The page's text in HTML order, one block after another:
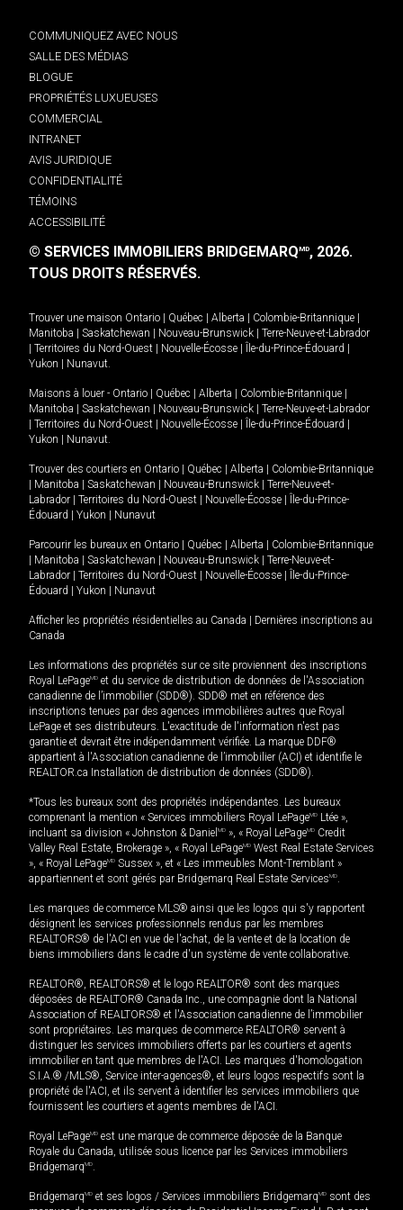
COMMUNIQUEZ AVEC NOUS
SALLE DES MÉDIAS
BLOGUE
PROPRIÉTÉS LUXUEUSES
COMMERCIAL
INTRANET
AVIS JURIDIQUE
CONFIDENTIALITÉ
TÉMOINS
ACCESSIBILITÉ
© SERVICES IMMOBILIERS BRIDGEMARQMD, 2026.
TOUS DROITS RÉSERVÉS.
Trouver une maison Ontario Québec Alberta Colombie-Britannique
Manitoba
Saskatchewan Nouveau-Brunswick
Terre-Neuve-et-Labrador
Territoires du Nord-Ouest Nouvelle-Écosse Île-du-Prince-Édouard
Yukon
Nunavut.
Maisons à louer - Ontario Québec Alberta Colombie-Britannique
Manitoba
Saskatchewan Nouveau-Brunswick
Terre-Neuve-et-Labrador
Territoires du Nord-Ouest Nouvelle-Écosse Île-du-Prince-Édouard
Yukon
Nunavut.
Trouver des courtiers en Ontario Québec Alberta
Colombie-Britannique
Manitoba Saskatchewan Nouveau-Brunswick
Terre-Neuve-et-
Labrador
Territoires du Nord-Ouest Nouvelle-Écosse
Île-du-Prince-
Édouard
Yukon Nunavut
Parcourir les bureaux en Ontario Québec Alberta
Colombie-Britannique
Manitoba Saskatchewan Nouveau-Brunswick
Terre-Neuve-et-
Labrador
Territoires du Nord-Ouest Nouvelle-Écosse
Île-du-Prince-
Édouard
Yukon Nunavut
Afficher les propriétés résidentielles au Canada
Dernières inscriptions au
Canada
Les informations des propriétés sur ce site proviennent des inscriptions
Royal LePageMD et du service de distribution de données de l'Association
canadienne de l’immobilier (SDD®). SDD® met en référence des
inscriptions tenues par des agences immobilières autres que Royal
LePage et ses distributeurs. L'exactitude de l'information n'est pas
garantie et devrait être indépendamment vérifiée. La marque DDF®
appartient à l'Association canadienne de l’immobilier (ACI) et identifie le
REALTOR.ca Installation de distribution de données (SDD®).
*Tous les bureaux sont des propriétés indépendantes. Les bureaux
comprenant la mention « Services immobiliers Royal LePageMD Ltée »,
incluant sa division « Johnston & Daniel MD », « Royal LePageMD Credit
Valley Real Estate, Brokerage », « Royal LePageMD West Real Estate Services
», « Royal LePageMD Sussex », et « Les immeubles Mont-Tremblant »
appartiennent et sont gérés par Bridgemarq Real Estate ServicesMD.
Les marques de commerce MLS® ainsi que les logos qui s'y rapportent
désignent les services professionnels rendus par les membres
REALTORS® de l'ACI en vue de l'achat, de la vente et de la location de
biens immobiliers dans le cadre d'un système de vente collaborative.
REALTOR®, REALTORS® et le logo REALTOR® sont des marques
déposées de REALTOR® Canada Inc., une compagnie dont la National
Association of REALTORS® et l'Association canadienne de l’immobilier
sont propriétaires. Les marques de commerce REALTOR® servent à
distinguer les services immobiliers offerts par les courtiers et agents
immobilier en tant que membres de l'ACI. Les marques d'homologation
S.I.A.® /MLS®, Service inter-agences®, et leurs logos respectifs sont la
propriété de l'ACI, et ils servent à identifier les services immobiliers que
fournissent les courtiers et agents membres de l'ACI.
Royal LePageMD est une marque de commerce déposée de la Banque
Royale du Canada, utilisée sous licence par les Services immobiliers
BridgemarqMD.
BridgemarqMD et ses logos / Services immobiliers BridgemarqMD sont des